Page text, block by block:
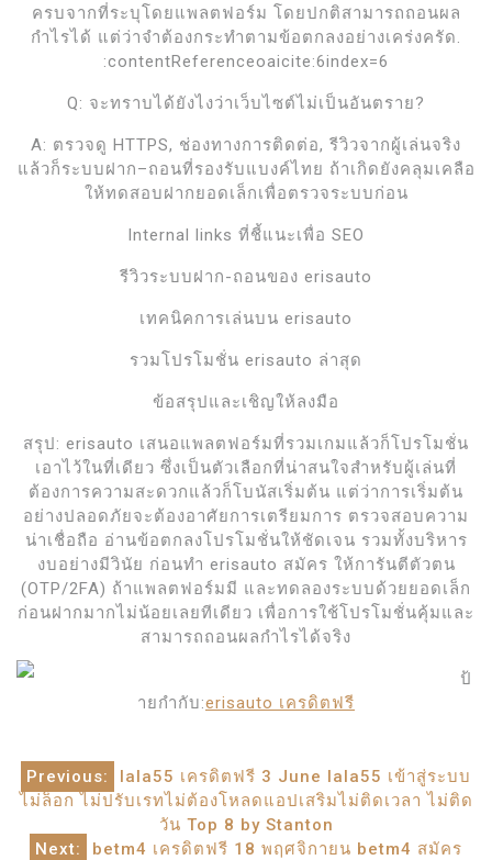
ครบจากที่ระบุโดยแพลตฟอร์ม โดยปกติสามารถถอนผล
กำไรได้ แต่ว่าจำต้องกระทำตามข้อตกลงอย่างเคร่งครัด.
:contentReferenceoaicite:6index=6
Q: จะทราบได้ยังไงว่าเว็บไซต์ไม่เป็นอันตราย?
A: ตรวจดู HTTPS, ช่องทางการติดต่อ, รีวิวจากผู้เล่นจริง
แล้วก็ระบบฝาก–ถอนที่รองรับแบงค์ไทย ถ้าเกิดยังคลุมเคลือ
ให้ทดสอบฝากยอดเล็กเพื่อตรวจระบบก่อน
Internal links ที่ชี้แนะเพื่อ SEO
รีวิวระบบฝาก-ถอนของ erisauto
เทคนิคการเล่นบน erisauto
รวมโปรโมชั่น erisauto ล่าสุด
ข้อสรุปและเชิญให้ลงมือ
สรุป: erisauto เสนอแพลตฟอร์มที่รวมเกมแล้วก็โปรโมชั่น
เอาไว้ในที่เดียว ซึ่งเป็นตัวเลือกที่น่าสนใจสำหรับผู้เล่นที่
ต้องการความสะดวกแล้วก็โบนัสเริ่มต้น แต่ว่าการเริ่มต้น
อย่างปลอดภัยจะต้องอาศัยการเตรียมการ ตรวจสอบความ
น่าเชื่อถือ อ่านข้อตกลงโปรโมชั่นให้ชัดเจน รวมทั้งบริหาร
งบอย่างมีวินัย ก่อนทำ erisauto สมัคร ให้การันตีตัวตน
(OTP/2FA) ถ้าแพลตฟอร์มมี และทดลองระบบด้วยยอดเล็ก
ก่อนฝากมากไม่น้อยเลยทีเดียว เพื่อการใช้โปรโมชั่นคุ้มและ
สามารถถอนผลกำไรได้จริง
ป้
ายกำกับ:erisauto เครดิตฟรี
แนะแนว
เรื่อง
Previous:
lala55 เครดิตฟรี 3 June lala55 เข้าสู่ระบบ
ไม่ล็อก ไม่ปรับเรทไม่ต้องโหลดแอปเสริมไม่ติดเวลา ไม่ติด
วัน Top 8 by Stanton
Next:
betm4 เครดิตฟรี 18 พฤศจิกายน betm4 สมัคร